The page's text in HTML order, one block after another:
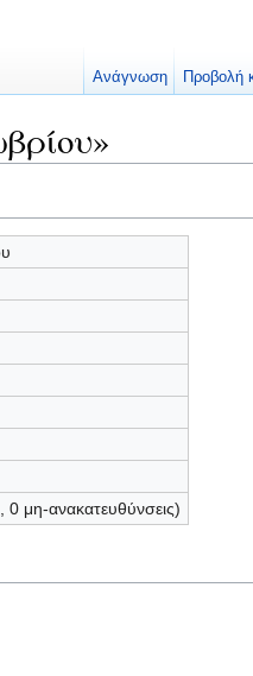
0 μη-ανακατευθύνσεις)
Ανάγνωση Προβολή